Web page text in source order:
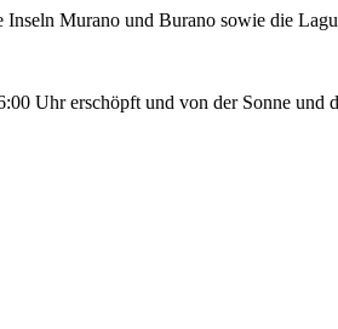
Murano und Burano sowie die
Uhr erschöpft und von der Sonne und